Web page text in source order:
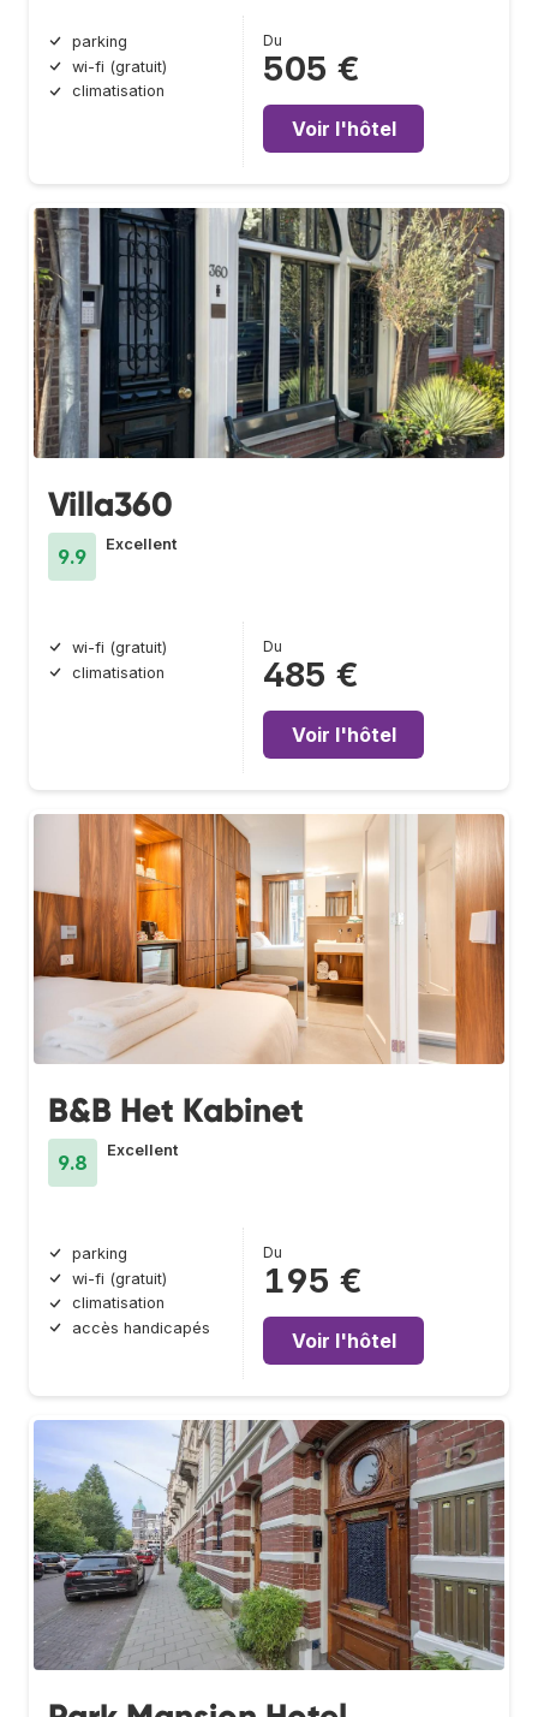
parking
wi-fi (gratuit)
climatisation
Du
505 €
Voir l'hôtel
Villa360
9.9
Excellent
wi-fi (gratuit)
climatisation
Du
485 €
Voir l'hôtel
B&B Het Kabinet
9.8
Excellent
parking
wi-fi (gratuit)
climatisation
accès handicapés
Du
195 €
Voir l'hôtel